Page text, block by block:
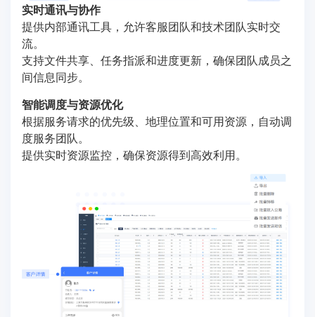
实时通讯与协作
提供内部通讯工具，允许客服团队和技术团队实时交
流。
支持文件共享、任务指派和进度更新，确保团队成员之
间信息同步。
智能调度与资源优化
根据服务请求的优先级、地理位置和可用资源，自动调
度服务团队。
提供实时资源监控，确保资源得到高效利用。